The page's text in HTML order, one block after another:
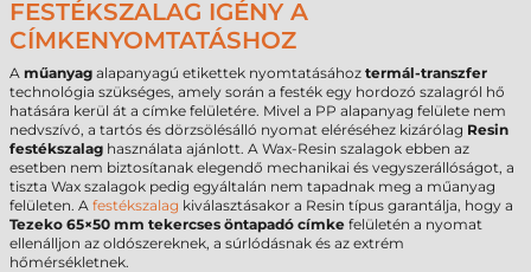
FESTÉKSZALAG IGÉNY A
CÍMKENYOMTATÁSHOZ
A műanyag alapanyagú etikettek nyomtatásához termál-transzfer
technológia szükséges, amely során a festék egy hordozó szalagról hő
hatására kerül át a címke felületére. Mivel a PP alapanyag felülete nem
nedvszívó, a tartós és dörzsölésálló nyomat eléréséhez kizárólag Resin
festékszalag használata ajánlott. A Wax-Resin szalagok ebben az
esetben nem biztosítanak elegendő mechanikai és vegyszerállóságot, a
tiszta Wax szalagok pedig egyáltalán nem tapadnak meg a műanyag
felületen. A festékszalag kiválasztásakor a Resin típus garantálja, hogy a
Tezeko 65×50 mm tekercses öntapadó címke felületén a nyomat
ellenálljon az oldószereknek, a súrlódásnak és az extrém
hőmérsékletnek.